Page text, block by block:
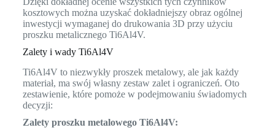
kosztowych można uzyskać dokładniejszy obraz ogólnej
inwestycji wymaganej do drukowania 3D przy użyciu
proszku metalicznego Ti6Al4V.
Zalety i wady Ti6Al4V
Ti6Al4V to niezwykły proszek metalowy, ale jak każdy
materiał, ma swój własny zestaw zalet i ograniczeń. Oto
zestawienie, które pomoże w podejmowaniu świadomych
decyzji:
Zalety proszku metalowego Ti6Al4V: